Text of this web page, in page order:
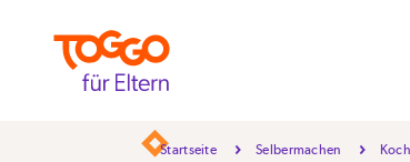
Startseite Selbermachen